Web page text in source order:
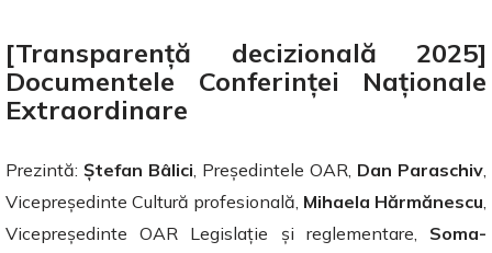
[Transparență decizională 2025]
Documentele Conferinței Naționale
Extraordinare
Prezintă: Ștefan Bâlici, Președintele OAR, Dan Paraschiv,
Vicepreședinte Cultură profesională, Mihaela Hărmănescu,
Vicepreședinte OAR Legislație și reglementare, Soma-